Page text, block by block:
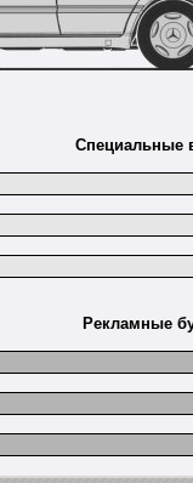
Специальные
Рекламные